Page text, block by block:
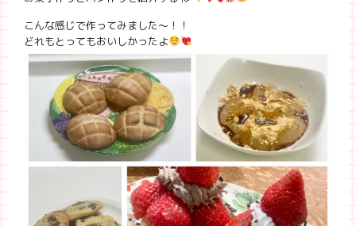
こんな感じで作ってみました〜！！
どれもとってもおいしかったよ